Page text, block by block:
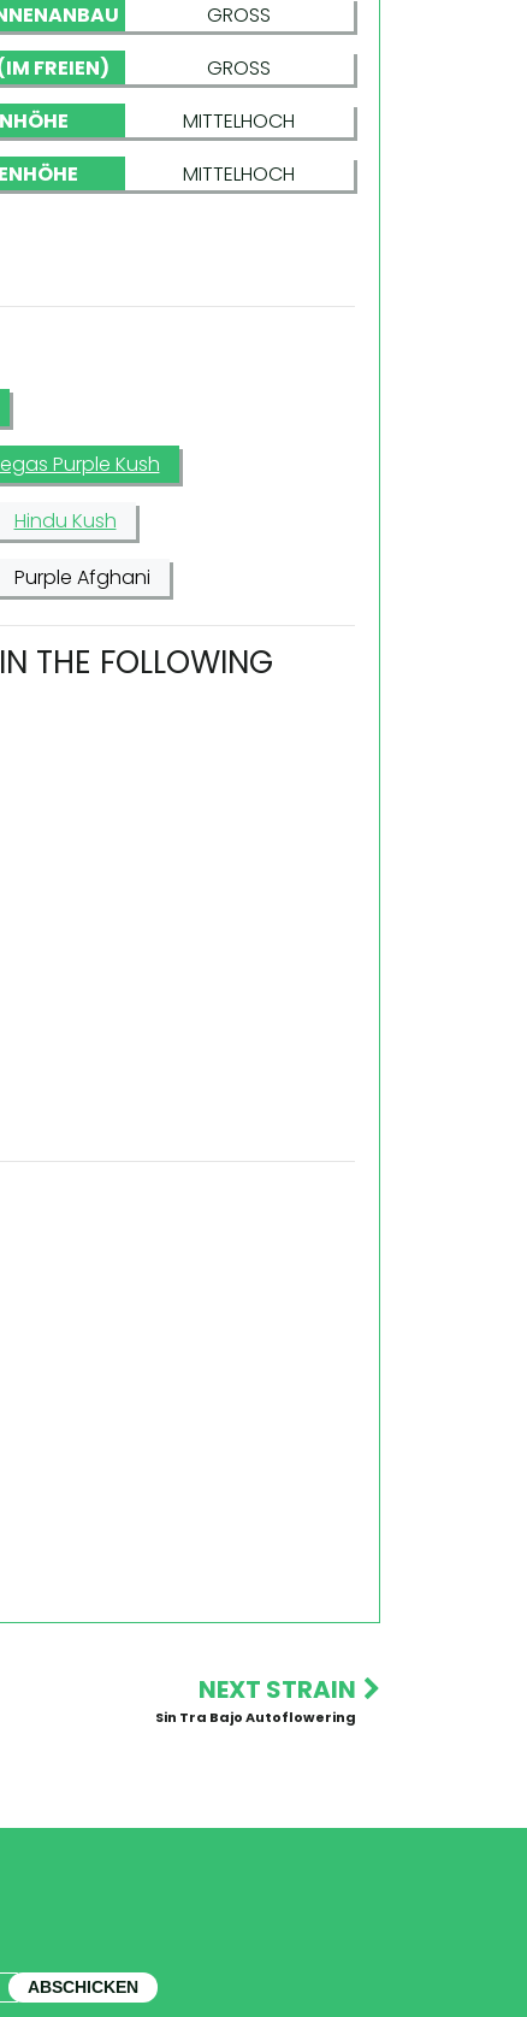
GROSS
FREIEN)
GROSS
MITTELHOCH
MITTELHOCH
Purple Kush
Hindu Kush
Purple Afghani
THE FOLLOWING
NEXT STRAIN
Sin Tra Bajo Autoflowering
ABSCHICKEN